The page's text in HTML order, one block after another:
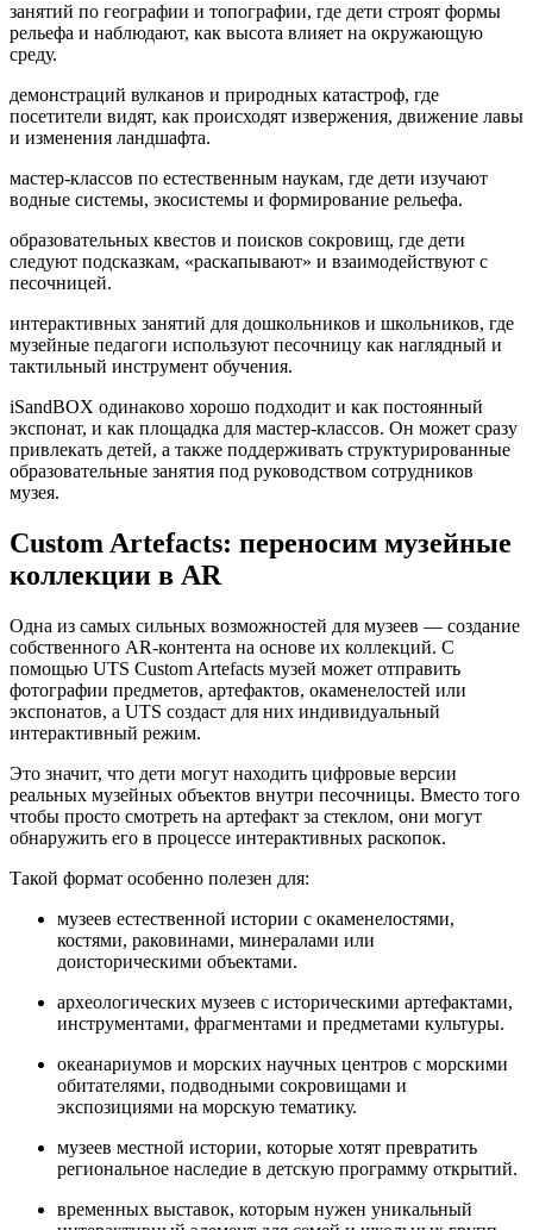
занятий по географии и топографии, где дети строят формы
рельефа и наблюдают, как высота влияет на окружающую
среду.
демонстраций вулканов и природных катастроф, где
посетители видят, как происходят извержения, движение лавы
и изменения ландшафта.
мастер-классов по естественным наукам, где дети изучают
водные системы, экосистемы и формирование рельефа.
образовательных квестов и поисков сокровищ, где дети
следуют подсказкам, «раскапывают» и взаимодействуют с
песочницей.
интерактивных занятий для дошкольников и школьников, где
музейные педагоги используют песочницу как наглядный и
тактильный инструмент обучения.
iSandBOX одинаково хорошо подходит и как постоянный
экспонат, и как площадка для мастер-классов. Он может сразу
привлекать детей, а также поддерживать структурированные
образовательные занятия под руководством сотрудников
музея.
Custom Artefacts: переносим музейные
коллекции в AR
Одна из самых сильных возможностей для музеев — создание
собственного AR-контента на основе их коллекций. С
помощью UTS Custom Artefacts музей может отправить
фотографии предметов, артефактов, окаменелостей или
экспонатов, а UTS создаст для них индивидуальный
интерактивный режим.
Это значит, что дети могут находить цифровые версии
реальных музейных объектов внутри песочницы. Вместо того
чтобы просто смотреть на артефакт за стеклом, они могут
обнаружить его в процессе интерактивных раскопок.
Такой формат особенно полезен для:
музеев естественной истории с окаменелостями,
костями, раковинами, минералами или
доисторическими объектами.
археологических музеев с историческими артефактами,
инструментами, фрагментами и предметами культуры.
океанариумов и морских научных центров с морскими
обитателями, подводными сокровищами и
экспозициями на морскую тематику.
музеев местной истории, которые хотят превратить
региональное наследие в детскую программу открытий.
временных выставок, которым нужен уникальный